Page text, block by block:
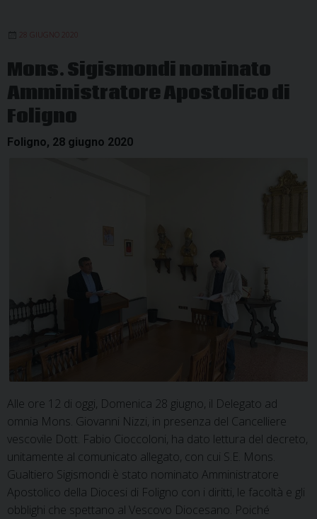
28 GIUGNO 2020
Mons. Sigismondi nominato
Amministratore Apostolico di
Foligno
Foligno, 28 giugno 2020
Alle ore 12 di oggi, Domenica 28 giugno, il Delegato ad
omnia Mons. Giovanni Nizzi, in presenza del Cancelliere
vescovile Dott. Fabio Cioccoloni, ha dato lettura del decreto,
unitamente al comunicato allegato, con cui S.E. Mons.
Gualtiero Sigismondi è stato nominato Amministratore
Apostolico della Diocesi di Foligno con i diritti, le facoltà e gli
obblighi che spettano al Vescovo Diocesano. Poiché